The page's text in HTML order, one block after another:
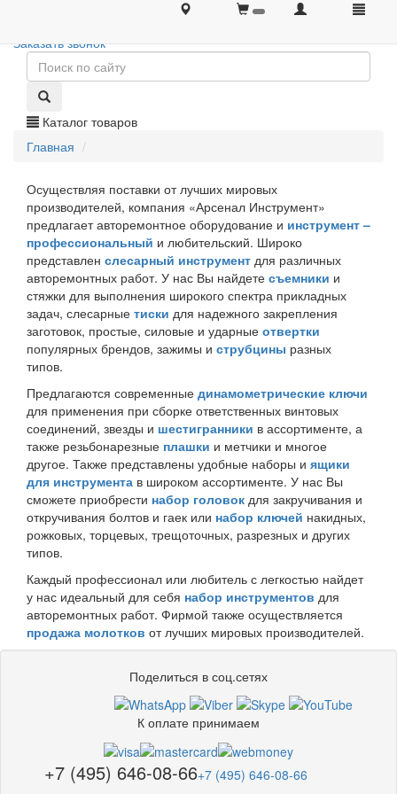
+7 (495) 646-08-66 +7 (495) 646-08-66
Заказать звонок
Каталог товаров
Главная
Осуществляя поставки от лучших мировых
производителей, компания «Арсенал Инструмент»
предлагает авторемонтное оборудование и инструмент –
профессиональный и любительский. Широко
представлен слесарный инструмент для различных
авторемонтных работ. У нас Вы найдете съемники и
стяжки для выполнения широкого спектра прикладных
задач, слесарные тиски для надежного закрепления
заготовок, простые, силовые и ударные отвертки
популярных брендов, зажимы и струбцины разных
типов.
Предлагаются современные динамометрические ключи
для применения при сборке ответственных винтовых
соединений, звезды и шестигранники в ассортименте, а
также резьбонарезные плашки и метчики и многое
другое. Также представлены удобные наборы и ящики
для инструмента в широком ассортименте. У нас Вы
сможете приобрести набор головок для закручивания и
откручивания болтов и гаек или набор ключей накидных,
рожковых, торцевых, трещоточных, разрезных и других
типов.
Каждый профессионал или любитель с легкостью найдет
у нас идеальный для себя набор инструментов для
авторемонтных работ. Фирмой также осуществляется
продажа молотков от лучших мировых производителей.
Поделиться в соц.сетях
К оплате принимаем
+7 (495) 646-08-66+7 (495) 646-08-66